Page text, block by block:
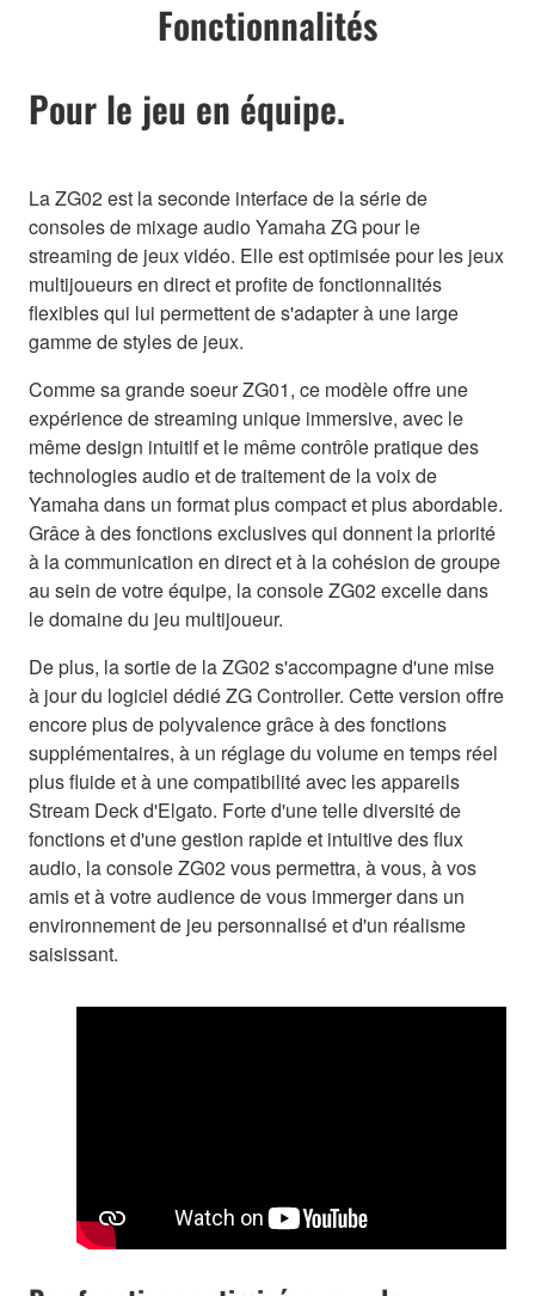
Fonctionnalités
Pour le jeu en équipe.
La ZG02 est la seconde interface de la série de
consoles de mixage audio Yamaha ZG pour le
streaming de jeux vidéo. Elle est optimisée pour les jeux
multijoueurs en direct et profite de fonctionnalités
flexibles qui lui permettent de s'adapter à une large
gamme de styles de jeux.
Comme sa grande soeur ZG01, ce modèle offre une
expérience de streaming unique immersive, avec le
même design intuitif et le même contrôle pratique des
technologies audio et de traitement de la voix de
Yamaha dans un format plus compact et plus abordable.
Grâce à des fonctions exclusives qui donnent la priorité
à la communication en direct et à la cohésion de groupe
au sein de votre équipe, la console ZG02 excelle dans
le domaine du jeu multijoueur.
De plus, la sortie de la ZG02 s'accompagne d'une mise
à jour du logiciel dédié ZG Controller. Cette version offre
encore plus de polyvalence grâce à des fonctions
supplémentaires, à un réglage du volume en temps réel
plus fluide et à une compatibilité avec les appareils
Stream Deck d'Elgato. Forte d'une telle diversité de
fonctions et d'une gestion rapide et intuitive des flux
audio, la console ZG02 vous permettra, à vous, à vos
amis et à votre audience de vous immerger dans un
environnement de jeu personnalisé et d'un réalisme
saisissant.